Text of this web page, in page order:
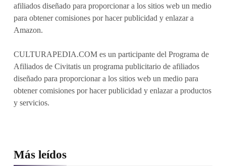
afiliados diseñado para proporcionar a los sitios web un medio
para obtener comisiones por hacer publicidad y enlazar a
Amazon.
CULTURAPEDIA.COM es un participante del Programa de
Afiliados de Civitatis un programa publicitario de afiliados
diseñado para proporcionar a los sitios web un medio para
obtener comisiones por hacer publicidad y enlazar a productos
y servicios.
Más leídos